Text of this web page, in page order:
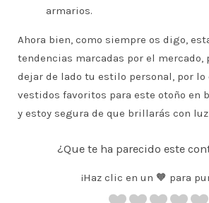
armarios.
Ahora bien, como siempre os digo,
tendencias marcadas por el mercado,
dejar de lado tu estilo personal, por
vestidos favoritos para este otoño en
y estoy segura de que brillarás con
¿Que te ha parecido este
¡Haz clic en un 🧡 para